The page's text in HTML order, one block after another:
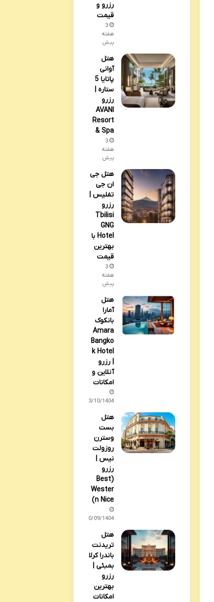
رزرو و
قیمت
3
هفته
پیش
هتل
آوانی
پاتایا 5
ستاره |
رزرو
AVANI
Resort
& Spa
3
هفته
پیش
هتل جی
ان جی
تفلیس |
رزرو
Tbilisi
GNG
Hotel با
بهترین
قیمت
3
هفته
پیش
هتل
آمارا
بانکوک
Amara
Bangko
k Hotel
| رزرو
آنلاین و
امکانات
03/10/1404
هتل
بست
وسترن
روزولت
نیس |
رزرو
(Best
Wester
n Nice)
30/09/1404
هتل
تریدنت
باندرا کرلا
بمبئی |
رزرو
بهترین
امکانات